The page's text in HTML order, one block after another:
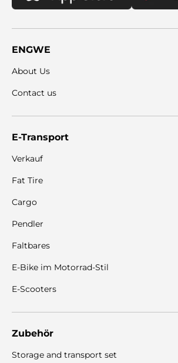
ENGWE
About Us
Contact us
E-Transport
Verkauf
Fat Tire
Cargo
Pendler
Faltbares
E-Bike im Motorrad-Stil
E-Scooters
Zubehör
Storage and transport set